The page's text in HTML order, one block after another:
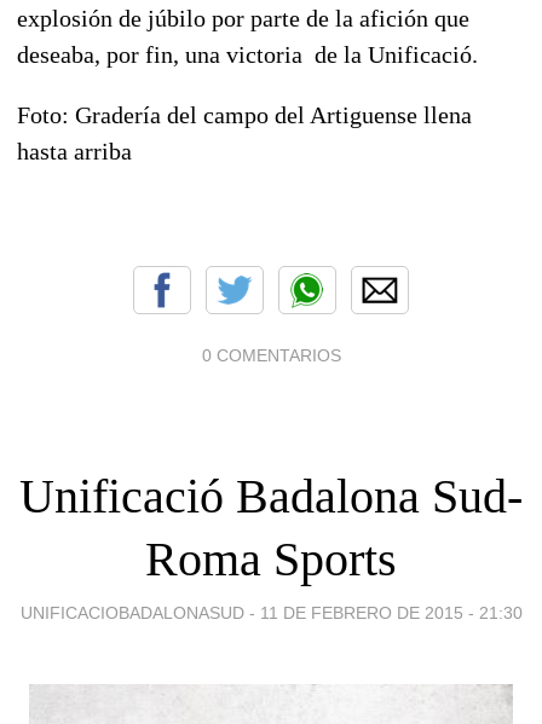
explosión de júbilo por parte de la afición que
deseaba, por fin, una victoria de la Unificació.
Foto: Gradería del campo del Artiguense llena
hasta arriba
0 COMENTARIOS
Unificació Badalona Sud-
Roma Sports
UNIFICACIOBADALONASUD - 11 DE FEBRERO DE 2015 - 21:30